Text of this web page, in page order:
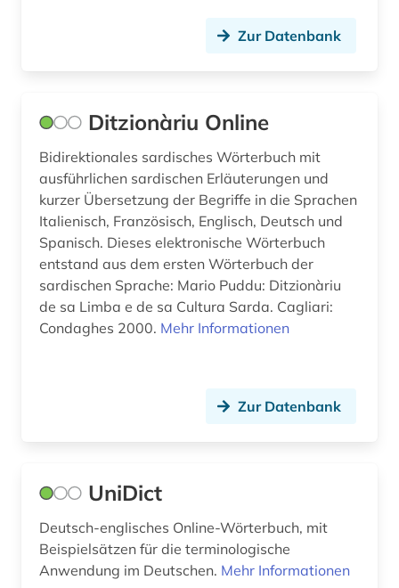
jamaica (1)
jugendliteratur (1)
kanada (5)
kaschmiri (1)
katalog (1)
kinderliteratur (1)
kochen (1)
komponist (1)
Zur Datenbank
Ditzionàriu Online
Bidirektionales sardisches Wörterbuch mit
ausführlichen sardischen Erläuterungen und
kurzer Übersetzung der Begriffe in die Sprachen
Italienisch, Französisch, Englisch, Deutsch und
Spanisch. Dieses elektronische Wörterbuch
entstand aus dem ersten Wörterbuch der
sardischen Sprache: Mario Puddu: Ditzionàriu
de sa Limba e de sa Cultura Sarda. Cagliari:
Condaghes 2000. Mehr Informationen
Zur Datenbank
UniDict
Deutsch-englisches Online-Wörterbuch, mit
Beispielsätzen für die terminologische
Anwendung im Deutschen. Mehr Informationen